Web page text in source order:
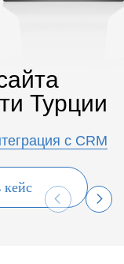
Турции
с CRM
кейс